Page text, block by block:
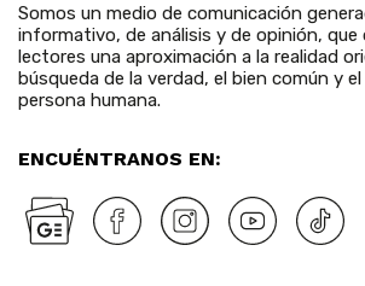
Somos un medio de comunicación
informativo, de análisis y de opinión, que
lectores una aproximación a la realidad
búsqueda de la verdad, el bien común y
persona humana.
ENCUÉNTRANOS EN: